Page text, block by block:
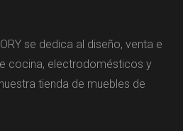
se dedica al diseño, venta e
cocina, electrodomésticos y
tienda de muebles de